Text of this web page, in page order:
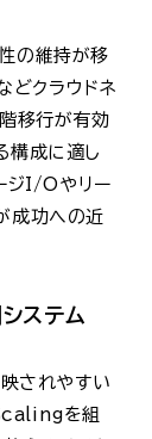
の維持が移
クラウドネ
移行が有効
構成に適し
ジI/Oやリー
成功への近
ステム
されやすい
を組